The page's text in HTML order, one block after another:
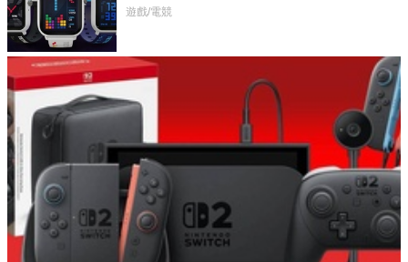
不過竟然不能連手機？
遊戲/電競